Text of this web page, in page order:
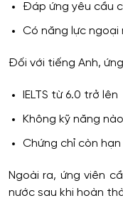
Đáp ứng yêu cầu
Có năng lực ngoại
Đối với tiếng Anh,
IELTS từ 6.0 trở lên
Không kỹ năng
Chứng chỉ còn
Ngoài ra, ứng viên
nước sau khi hoàn